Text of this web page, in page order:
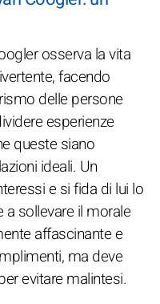
osserva la vita
facendo
delle persone
esperienze
queste siano
ideali. Un
e si fida di lui lo
sollevare il morale
affascinante e
ma deve
evitare malintesi.